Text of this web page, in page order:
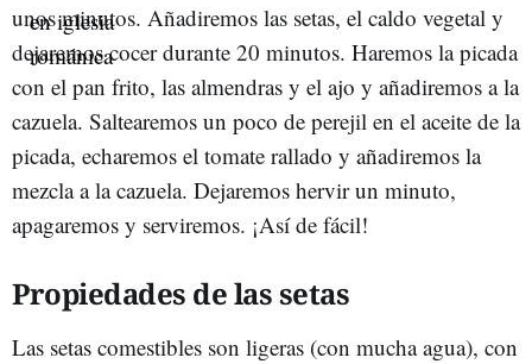
unos minutos. Añadiremos las setas, el caldo vegetal y
dejaremos cocer durante 20 minutos. Haremos la picada
con el pan frito, las almendras y el ajo y añadiremos a la
cazuela. Saltearemos un poco de perejil en el aceite de la
picada, echaremos el tomate rallado y añadiremos la
mezcla a la cazuela. Dejaremos hervir un minuto,
apagaremos y serviremos. ¡Así de fácil!
Propiedades de las setas
Las setas comestibles son ligeras (con mucha agua), con